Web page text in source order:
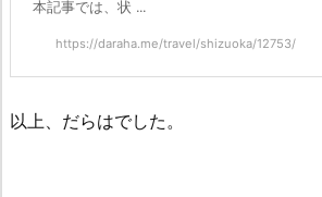
本記事では、状 ...
https://daraha.me/travel/shizuoka/12753/
以上、だらはでした。